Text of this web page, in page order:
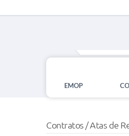
EMOP
Contratos / Atas de